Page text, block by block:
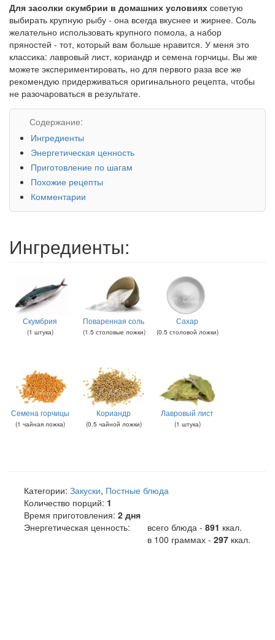
Для засолки скумбрии в домашних условиях советую
выбирать крупную рыбу - она всегда вкуснее и жирнее. Соль
желательно использовать крупного помола, а набор
пряностей - тот, который вам больше нравится. У меня это
классика: лавровый лист, кориандр и семена горчицы. Вы же
можете экспериментировать, но для первого раза все же
рекомендую придерживаться оригинального рецепта, чтобы
не разочароваться в результате.
Содержание:
Ингредиенты
Энергетическая ценность
Приготовление по шагам
Похожие рецепты
Комментарии
Ингредиенты:
Скумбрия
(1 штука)
Поваренная соль
(1.5 столовые ложки)
Сахар
(0.5 столовой ложки)
Семена горчицы
(1 чайная ложка)
Кориандр
(0.5 чайной ложки)
Лавровый лист
(1 штука)
Категории: Закуски, Постные блюда
Количество порций: 1
Время приготовления: 2 дня
Энергетическая ценность:
всего блюда - 891 ккал.
в 100 граммах - 297 ккал.